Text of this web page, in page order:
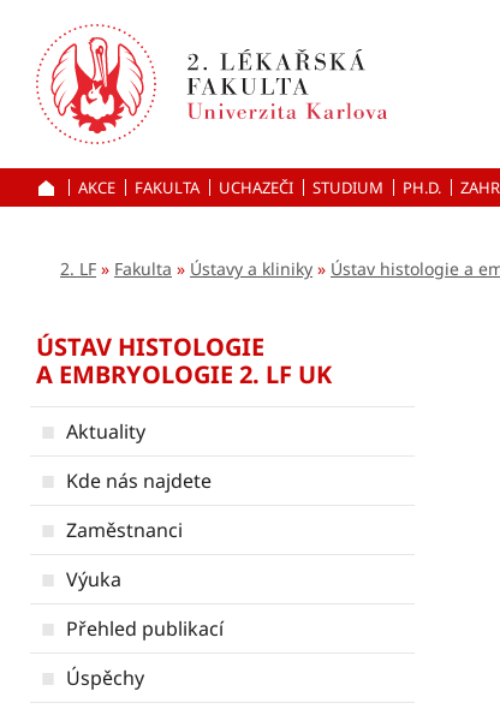
k hlavnímu
obsahu
ÚVOD
AKCE FAKULTA UCHAZEČI STUDIUM PH.D.
2. LF Fakulta Ústavy a kliniky Ústav histologie a
ÚSTAV HISTOLOGIE
A EMBRYOLOGIE 2. LF UK
Aktuality
Kde nás najdete
Zaměstnanci
Výuka
Přehled publikací
Úspěchy